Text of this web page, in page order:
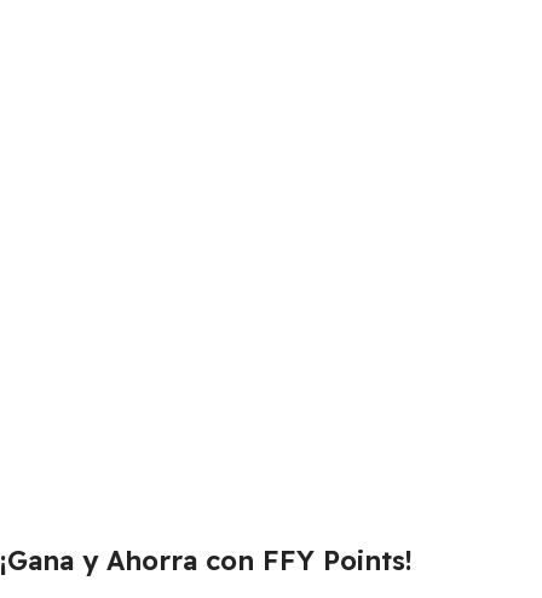
¡Gana y Ahorra con FFY Points!